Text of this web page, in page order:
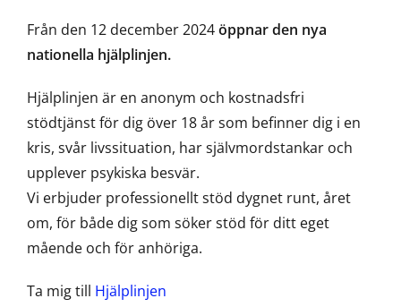
Från den 12 december 2024öppnar den nya
nationella hjälplinjen.
Hjälplinjen är en anonym och kostnadsfri
stödtjänst för dig över 18 år som befinner dig i en
kris, svår livssituation, har självmordstankar och
upplever psykiska besvär.
Vi erbjuder professionellt stöd dygnet runt, året
om, för både dig som söker stöd för ditt eget
mående och för anhöriga.
Ta mig till Hjälplinjen